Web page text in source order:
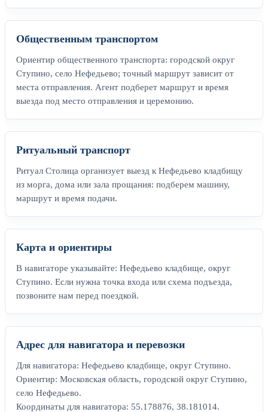
Общественным транспортом
Ориентир общественного транспорта: городской округ
Ступино, село Нефедьево; точный маршрут зависит от
места отправления. Агент подберет маршрут и время
выезда под место отправления и церемонию.
Ритуальный транспорт
Ритуал Столица организует выезд к Нефедьево кладбищу
из морга, дома или зала прощания: подберем машину,
маршрут и время подачи.
Карта и ориентиры
В навигаторе указывайте: Нефедьево кладбище, округ
Ступино. Если нужна точка входа или схема подъезда,
позвоните нам перед поездкой.
Адрес для навигатора и перевозки
Для навигатора: Нефедьево кладбище, округ Ступино.
Ориентир: Московская область, городской округ Ступино,
село Нефедьево.
Координаты для навигатора: 55.178876, 38.181014.